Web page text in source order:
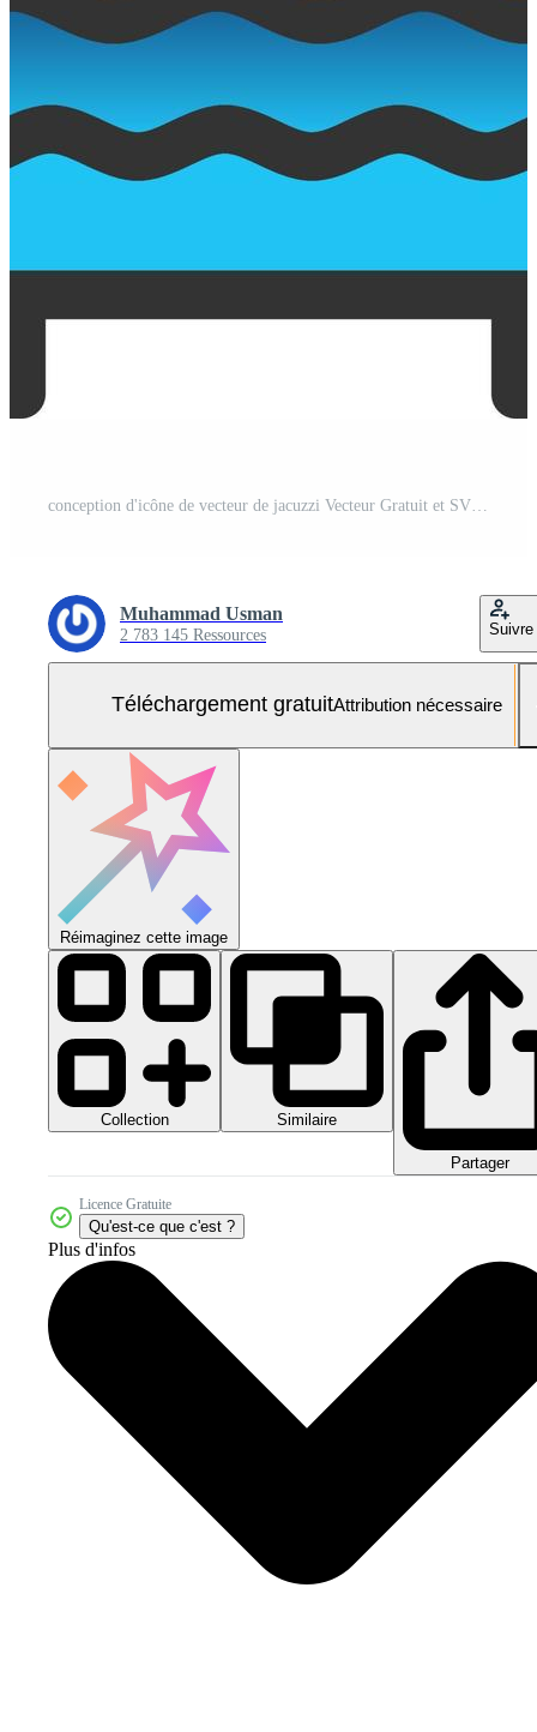
Muhammad Usman
2 783 145 Ressources Suivre
Téléchargement gratuitAttribution nécessaire
Réimaginez cette image
Collection Similaire
Partager
Licence Gratuite
Qu'est-ce que c'est ?
Plus d'infos